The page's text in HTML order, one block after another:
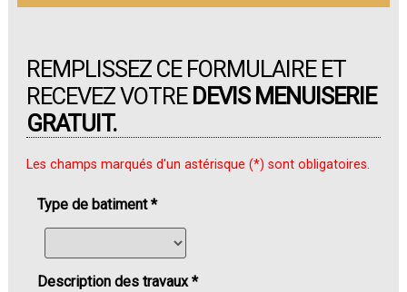
REMPLISSEZ CE FORMULAIRE ET
RECEVEZ VOTRE DEVIS MENUISERIE
GRATUIT.
Les champs marqués d'un astérisque (*) sont obligatoires.
Type de batiment *
Description des travaux *